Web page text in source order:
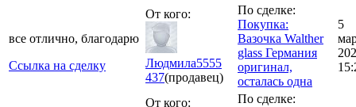
все отлично, благодарю
Ссылка на сделку
От кого:
Людмила5555
437(продавец)
По сделке:
Покупка:
Вазочка Walther
glass Германия
оригинал,
осталась одна
5
От кого:
По сделке: